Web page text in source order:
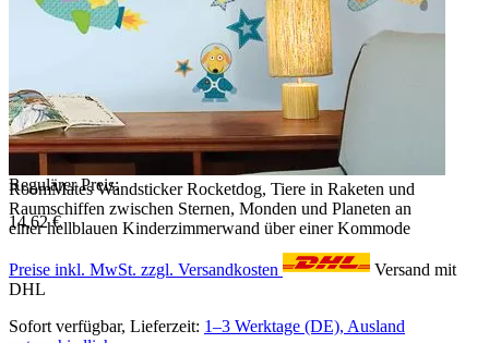
RoomMates Wandsticker Rocketdog, Tiere in Raketen und
Raumschiffen zwischen Sternen, Monden und Planeten an
einer hellblauen Kinderzimmerwand über einer Kommode
Regulärer Preis:
14,62 €
Preise inkl. MwSt. zzgl. Versandkosten
Versand mit
DHL
Sofort verfügbar, Lieferzeit: 1–3 Werktage (DE), Ausland